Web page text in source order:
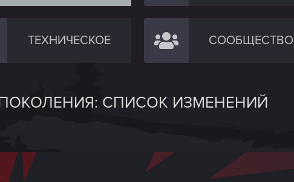
ТЕХНИЧЕСКОЕ СООБЩЕСТВО
СПИСОК ИЗМЕНЕНИЙ